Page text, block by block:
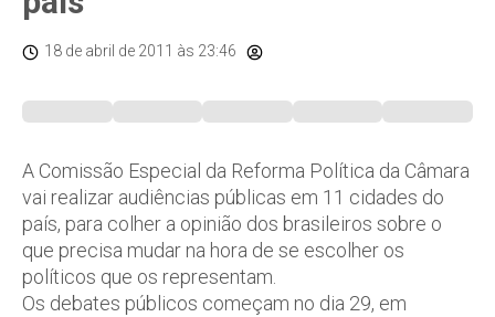
18 de abril de 2011 às 23:46
A Comissão Especial da Reforma Política da Câmara
vai realizar audiências públicas em 11 cidades do
país, para colher a opinião dos brasileiros sobre o
que precisa mudar na hora de se escolher os
políticos que os representam.
Os debates públicos começam no dia 29, em